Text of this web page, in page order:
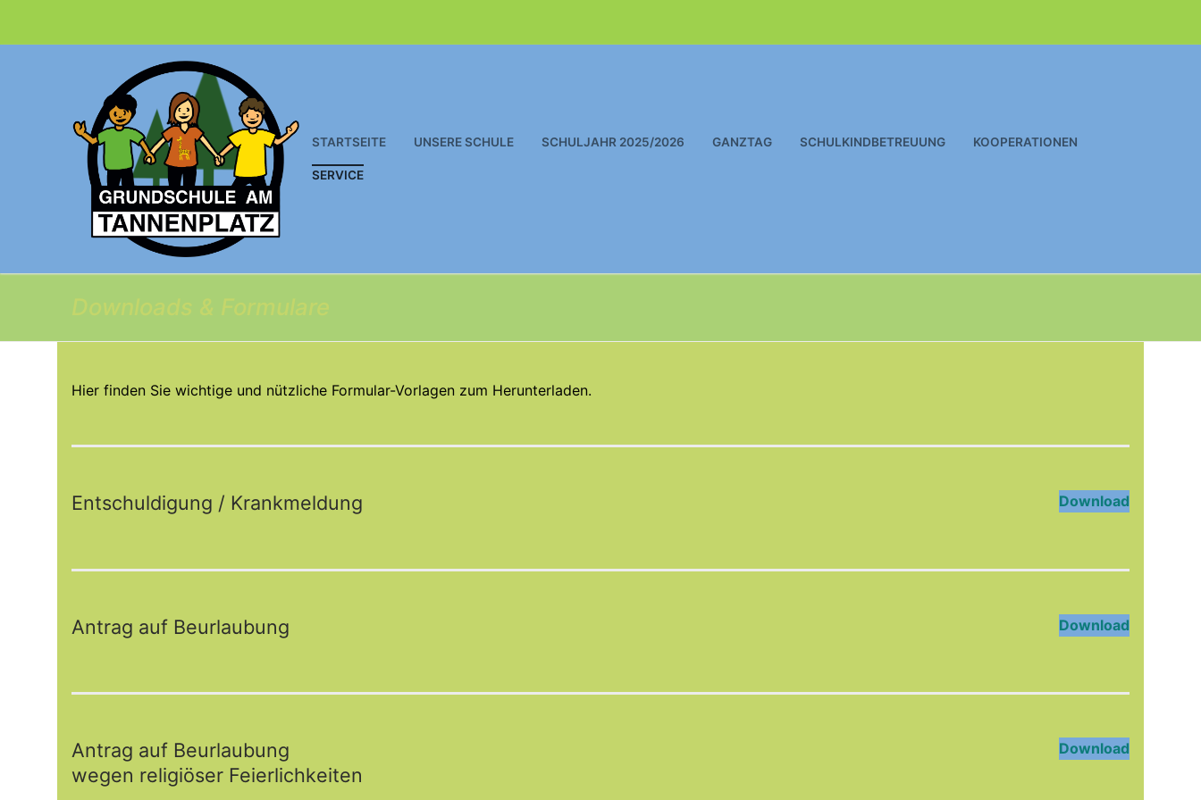
STARTSEITE UNSERE SCHULE SCHULJAHR 2025/2026 GANZTAG SCHULKINDBETREUUNG KOOPERATIONEN
SERVICE
Downloads & Formulare
Hier finden Sie wichtige und nützliche Formular-Vorlagen zum Herunterladen.
Entschuldigung / Krankmeldung Download
Antrag auf Beurlaubung Download
Antrag auf Beurlaubung
wegen religiöser Feierlichkeiten
Download